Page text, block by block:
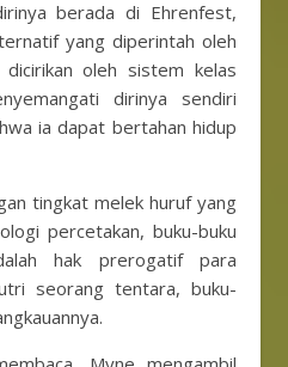
berada di Ehrenfest,
yang diperintah oleh
oleh sistem kelas
dirinya sendiri
ia dapat bertahan hidup
tingkat melek huruf yang
percetakan, buku-buku
hak prerogatif para
seorang tentara, buku-